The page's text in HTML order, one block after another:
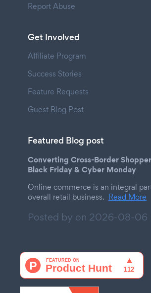
Report Abuse
Get Involved
Affiliate Program
Success Stories
Feature Requests
Guest Blog Post
Featured Blog post
Converting Cross-Border
Black Friday & Cyber Monday
Online commerce is an integral
overall retail business. Read More
Posted by on 2026-08-06